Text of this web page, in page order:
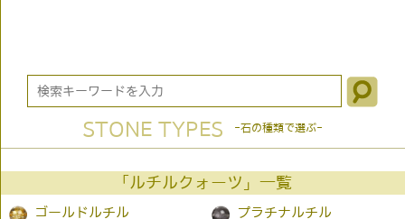
STONE TYPES -石の種類で選ぶ-
「ルチルクォーツ」一覧
ゴールドルチル プラチナルチル